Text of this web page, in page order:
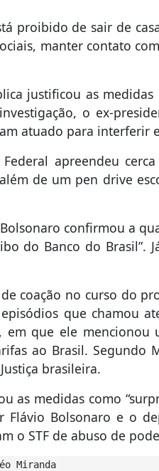
proibido de sair de
manter contato
justificou as
o ex-
atuado para interferir
apreendeu
de um pen drive
confirmou a
do Banco do Brasil”.
coação no curso do
que chamou
em que ele mencionou
ao Brasil. Segundo
brasileira.
as medidas como
Flávio Bolsonaro e o
o STF de abuso de
Miranda